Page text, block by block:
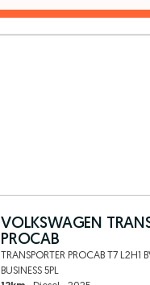
VOLKSWAGEN
PROCAB
TRANSPORTER PROCAB T7 L2H1
BUSINESS 5PL